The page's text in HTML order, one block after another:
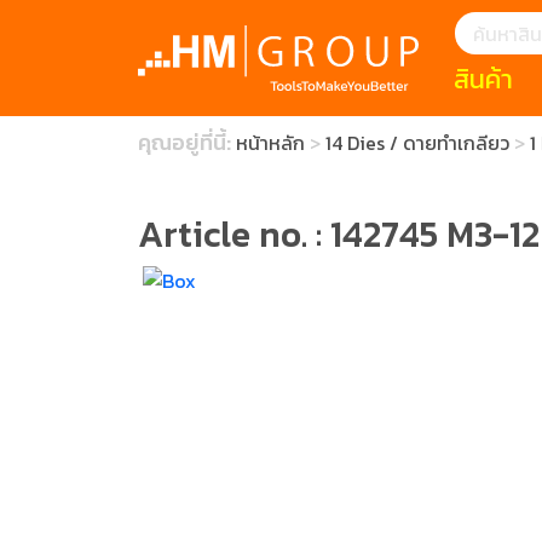
สินค้า
แนะนำ
กระดาษอุตสา
มีดคัตเตอร์
HOFFMANN
บทความ
คุณอยู่ที่นี้: หน้าหลัก 14 Dies / ดายทำเกลียว
Article no. : 142745 M3-12